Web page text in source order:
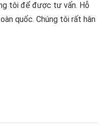
tôi để được tư vấn. Hỗ
quốc. Chúng tôi rất hân